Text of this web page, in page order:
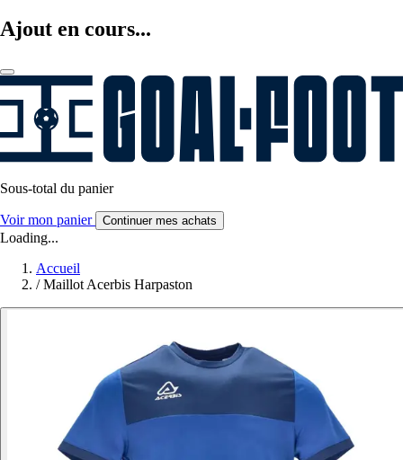
Ajout en cours...
Sous-total du panier
Voir mon panier Continuer mes achats
Loading...
Accueil
/ Maillot Acerbis Harpaston